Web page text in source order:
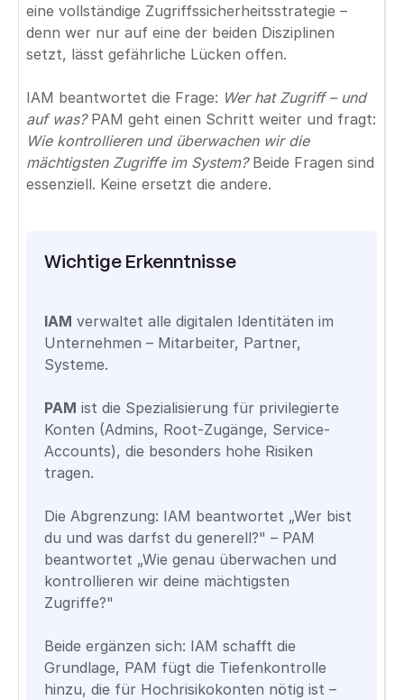
eine vollständige Zugriffssicherheitsstrategie –
denn wer nur auf eine der beiden Disziplinen
setzt, lässt gefährliche Lücken offen.
IAM beantwortet die Frage: Wer hat Zugriff – und
auf was?PAM geht einen Schritt weiter und fragt:
Wie kontrollieren und überwachen wir die
mächtigsten Zugriffe im System?Beide Fragen sind
essenziell. Keine ersetzt die andere.
Wichtige Erkenntnisse
IAM verwaltet alle digitalen Identitäten im
Unternehmen – Mitarbeiter, Partner,
Systeme.
PAM ist die Spezialisierung für privilegierte
Konten (Admins, Root-Zugänge, Service-
Accounts), die besonders hohe Risiken
tragen.
Die Abgrenzung: IAM beantwortet „Wer bist
du und was darfst du generell?" – PAM
beantwortet „Wie genau überwachen und
kontrollieren wir deine mächtigsten
Zugriffe?"
Beide ergänzen sich: IAM schafft die
Grundlage, PAM fügt die Tiefenkontrolle
hinzu, die für Hochrisikokonten nötig ist –